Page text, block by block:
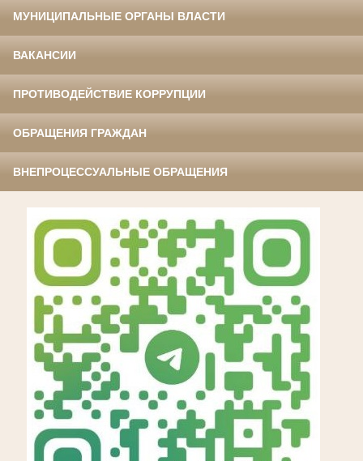
МУНИЦИПАЛЬНЫЕ ОРГАНЫ ВЛАСТИ
ВАКАНСИИ
ПРОТИВОДЕЙСТВИЕ КОРРУПЦИИ
ОБРАЩЕНИЯ ГРАЖДАН
ВНЕПРОЦЕССУАЛЬНЫЕ ОБРАЩЕНИЯ